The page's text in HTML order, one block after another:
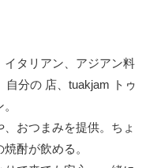
タリアン、アジアン料
自分の 店、tuakjam トゥ
おつまみを提供。ちょ
酎が飲める。